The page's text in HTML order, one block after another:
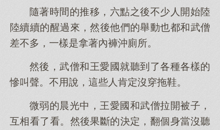
隨著時間的推移，六點之後不少人開始陸
陸續續的醒過來，然後他們的舉動也都和武僧
差不多，一樣是拿著內褲沖廁所。
然後，武僧和王愛國就聽到了各種各樣的
慘叫聲。不用說，這些人肯定沒穿拖鞋。
微弱的晨光中，王愛國和武僧拉開被子，
互相看了看。然後果斷的決定，翻個身當沒聽